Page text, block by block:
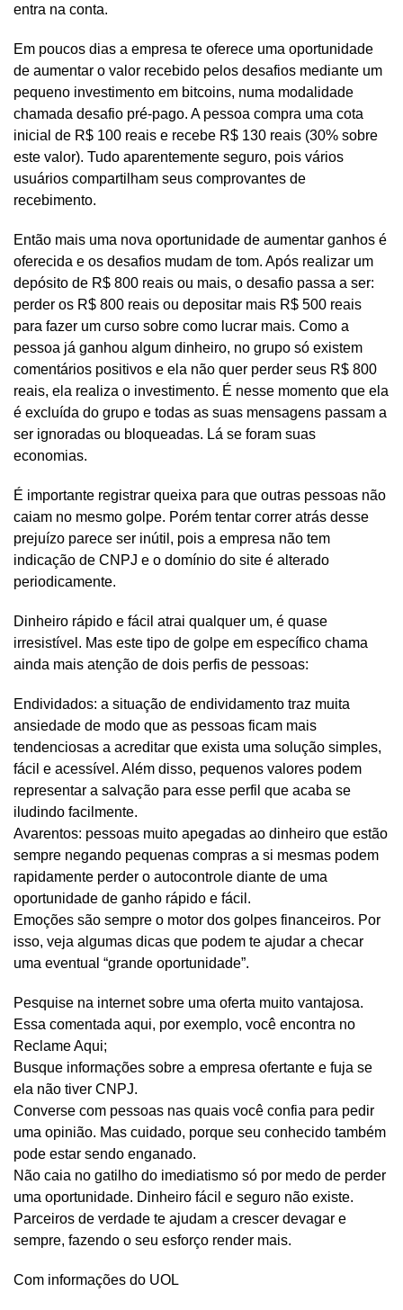
entra na conta.
Em poucos dias a empresa te oferece uma oportunidade
de aumentar o valor recebido pelos desafios mediante um
pequeno investimento em bitcoins, numa modalidade
chamada desafio pré-pago. A pessoa compra uma cota
inicial de R$ 100 reais e recebe R$ 130 reais (30% sobre
este valor). Tudo aparentemente seguro, pois vários
usuários compartilham seus comprovantes de
recebimento.
Então mais uma nova oportunidade de aumentar ganhos é
oferecida e os desafios mudam de tom. Após realizar um
depósito de R$ 800 reais ou mais, o desafio passa a ser:
perder os R$ 800 reais ou depositar mais R$ 500 reais
para fazer um curso sobre como lucrar mais. Como a
pessoa já ganhou algum dinheiro, no grupo só existem
comentários positivos e ela não quer perder seus R$ 800
reais, ela realiza o investimento. É nesse momento que ela
é excluída do grupo e todas as suas mensagens passam a
ser ignoradas ou bloqueadas. Lá se foram suas
economias.
É importante registrar queixa para que outras pessoas não
caiam no mesmo golpe. Porém tentar correr atrás desse
prejuízo parece ser inútil, pois a empresa não tem
indicação de CNPJ e o domínio do site é alterado
periodicamente.
Dinheiro rápido e fácil atrai qualquer um, é quase
irresistível. Mas este tipo de golpe em específico chama
ainda mais atenção de dois perfis de pessoas:
Endividados: a situação de endividamento traz muita
ansiedade de modo que as pessoas ficam mais
tendenciosas a acreditar que exista uma solução simples,
fácil e acessível. Além disso, pequenos valores podem
representar a salvação para esse perfil que acaba se
iludindo facilmente.
Avarentos: pessoas muito apegadas ao dinheiro que estão
sempre negando pequenas compras a si mesmas podem
rapidamente perder o autocontrole diante de uma
oportunidade de ganho rápido e fácil.
Emoções são sempre o motor dos golpes financeiros. Por
isso, veja algumas dicas que podem te ajudar a checar
uma eventual “grande oportunidade”.
Pesquise na internet sobre uma oferta muito vantajosa.
Essa comentada aqui, por exemplo, você encontra no
Reclame Aqui;
Busque informações sobre a empresa ofertante e fuja se
ela não tiver CNPJ.
Converse com pessoas nas quais você confia para pedir
uma opinião. Mas cuidado, porque seu conhecido também
pode estar sendo enganado.
Não caia no gatilho do imediatismo só por medo de perder
uma oportunidade. Dinheiro fácil e seguro não existe.
Parceiros de verdade te ajudam a crescer devagar e
sempre, fazendo o seu esforço render mais.
Com informações do UOL